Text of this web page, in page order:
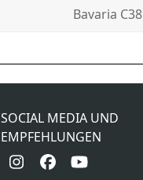
Bavaria C38
next
SOCIAL MEDIA UND
EMPFEHLUNGEN
Instagram
Facebook
YouTube